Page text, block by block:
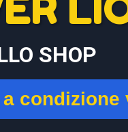
SHOP
condizione